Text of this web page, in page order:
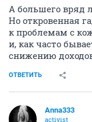
Мы им нужны, они
ОТВЕТИТЬ
B
activist
Мы им нужны,